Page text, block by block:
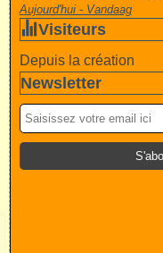
Aujourd'hui - Vandaag
Visiteurs
Depuis la création
Newsletter